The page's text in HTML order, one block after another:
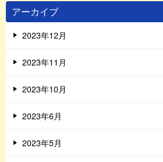
アーカイブ
2023年12月
2023年11月
2023年10月
2023年6月
2023年5月